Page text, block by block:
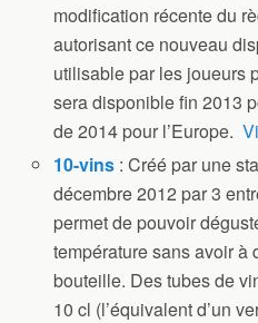
modification récente du
autorisant ce nouveau
utilisable par les joueurs
sera disponible fin 2013
de 2014 pour l’Europe.
10-vins : Créé par une
décembre 2012 par 3
permet de pouvoir
température sans avoir à
bouteille. Des tubes de
10 cl (l’équivalent d’un